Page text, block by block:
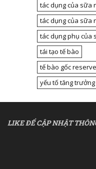
tác dụng của sữa
tác dụng của sữa
tác dụng phụ của
tái tạo tế bào
tế bào gốc
yếu tố tăng trưởng
LIKE ĐỂ CẬP NHẬT